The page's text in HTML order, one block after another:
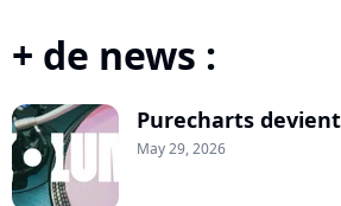
+ de news :
Purecharts
May 29, 2026